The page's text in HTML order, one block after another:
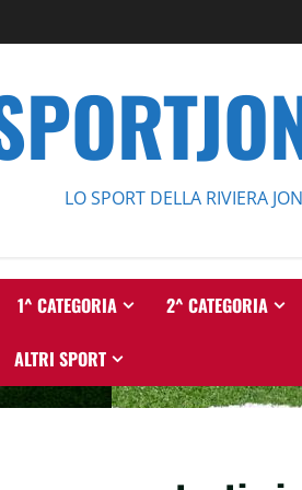
LO SPORT DELLA RIVIERA
1^ CATEGORIA 2^ CATEGORIA
ALTRI SPORT